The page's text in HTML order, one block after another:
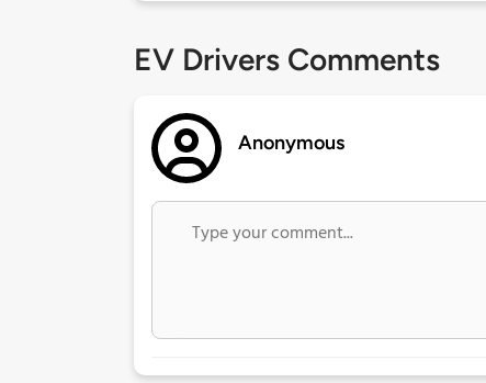
EV Drivers Comments
Anonymous